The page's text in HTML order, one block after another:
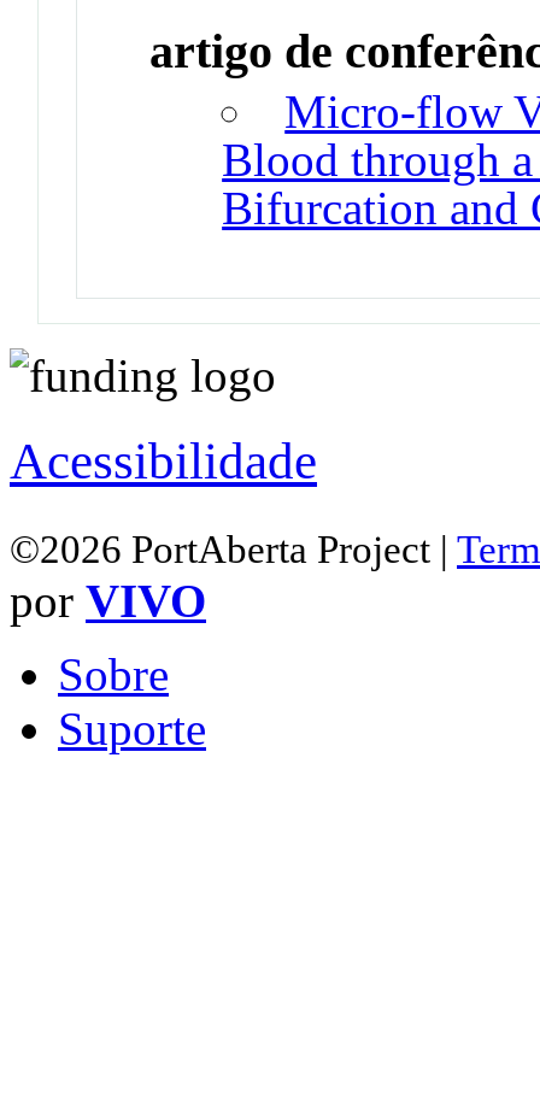
artigo de
Micro-flow
Blood through
Bifurcation and
Acessibilidade
©2026 PortAberta Project |
por VIVO
Sobre
Suporte